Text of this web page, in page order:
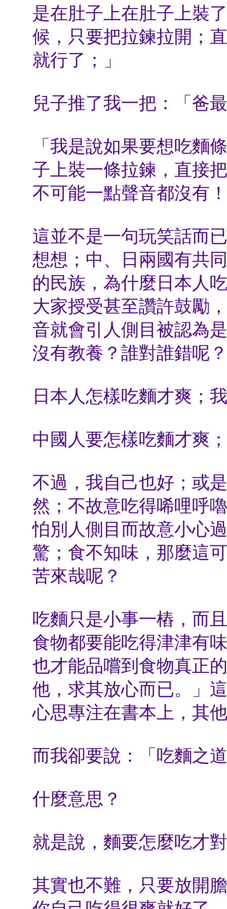
是在肚子上在肚子上裝
候，只要把拉鍊拉開；
就行了；」
兒子推了我一把：「爸
「我是說如果要想吃麵
子上裝一條拉鍊，直接
不可能一點聲音都沒有
這並不是一句玩笑話而
想想；中、日兩國有共
的民族，為什麼日本人
大家授受甚至讚許鼓勵
音就會引人側目被認為
沒有教養？誰對誰錯呢？
日本人怎樣吃麵才爽；
中國人要怎樣吃麵才爽
不過，我自己也好；或
然；不故意吃得唏哩呼
怕別人側目而故意小心
驚；食不知味，那麼這
苦來哉呢？
吃麵只是小事一樁，而
食物都要能吃得津津有
也才能品嚐到食物真正
他，求其放心而已。」
心思專注在書本上，其
而我卻要說：「吃麵之
什麼意思？
就是說，麵要怎麼吃才
其實也不難，只要放開